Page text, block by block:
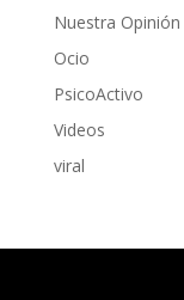
Nuestra
Ocio
PsicoActivo
Videos
viral